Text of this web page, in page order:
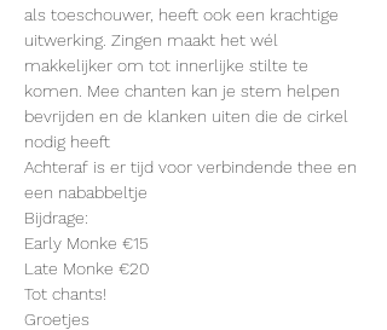
als toeschouwer, heeft ook een krachtige
uitwerking. Zingen maakt het wél
makkelijker om tot innerlijke stilte te
komen. Mee chanten kan je stem helpen
bevrijden en de klanken uiten die de cirkel
nodig heeft
Achteraf is er tijd voor verbindende thee en
een nababbeltje
Bijdrage:
Early Monke €15
Late Monke €20
Tot chants!
Groetjes